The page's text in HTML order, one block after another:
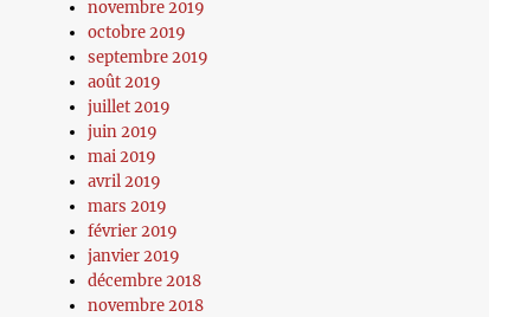
novembre 2019
octobre 2019
septembre 2019
août 2019
juillet 2019
juin 2019
mai 2019
avril 2019
mars 2019
février 2019
janvier 2019
décembre 2018
novembre 2018